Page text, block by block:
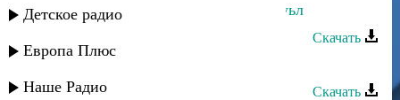
Детское радио
Европа Плюс
Наше Радио
Рагимат Гаджиева - Маяк къизилгуьл
Скачать
Рагимат Гаджиева - Гару цифер
Скачать